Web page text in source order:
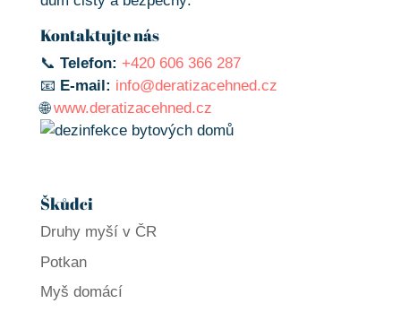
Kontaktujte nás
📞 Telefon: +420 606 366 287
📧 E-mail: info@deratizacehned.cz
🌐www.deratizacehned.cz
Škůdci
Druhy myší v ČR
Potkan
Myš domácí